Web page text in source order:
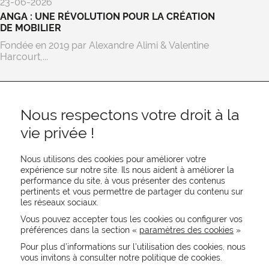
23-06-2026
ANGA : UNE RÉVOLUTION POUR LA CRÉATION
DE MOBILIER
Fondée en 2019 par Alexandre Alimi & Valentine
Harcourt,...
REJOIGNEZ-NOUS
CONTACTEZ-NOUS
NEWSLETTER
Recevez les actualités MOORE en exclusivité
Nous respectons votre droit à la
vie privée !
Nous utilisons des cookies pour améliorer votre
expérience sur notre site. Ils nous aident à améliorer la
performance du site, à vous présenter des contenus
pertinents et vous permettre de partager du contenu sur
les réseaux sociaux.
Vous pouvez accepter tous les cookies ou configurer vos
préférences dans la section « paramètres des cookies »
Pour plus d’informations sur l’utilisation des cookies, nous
vous invitons à consulter notre politique de cookies.